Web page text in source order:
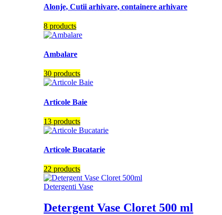
Alonje, Cutii arhivare, containere arhivare
8 products
Ambalare
30 products
Articole Baie
13 products
Articole Bucatarie
22 products
Detergenti Vase
Detergent Vase Cloret 500 ml